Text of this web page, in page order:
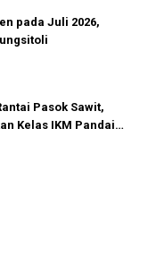
pada Juli 2026,
Pasok Sawit,
Kelas IKM Pandai